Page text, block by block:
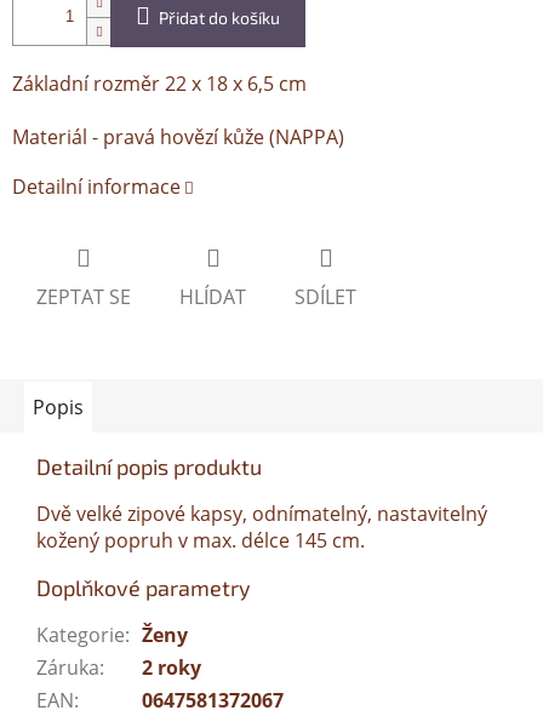
Přidat do košíku
Základní rozměr 22 x 18 x 6,5 cm
Materiál - pravá hovězí kůže (NAPPA)
Detailní informace
ZEPTAT SE HLÍDAT SDÍLET
Popis
Detailní popis produktu
Dvě velké zipové kapsy, odnímatelný, nastavitelný
kožený popruh v max. délce 145 cm.
Doplňkové parametry
Kategorie: Ženy
Záruka:
2 roky
EAN:
0647581372067